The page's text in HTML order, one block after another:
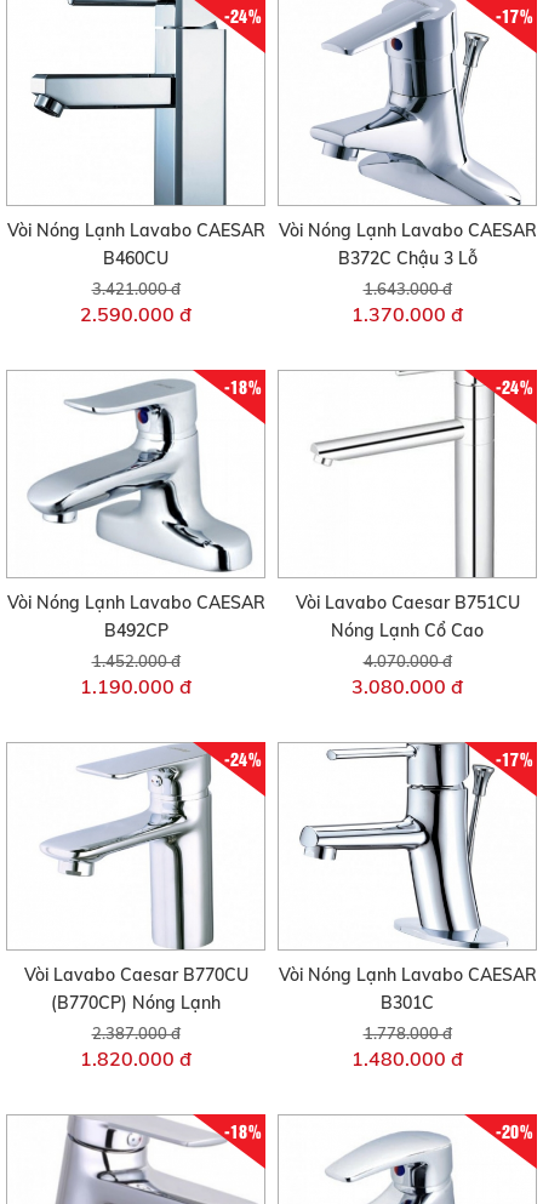
-24%
Vòi Nóng Lạnh Lavabo CAESAR
B460CU
3.421.000 đ
2.590.000 đ
-17%
Vòi Nóng Lạnh Lavabo CAESAR
B372C Chậu 3 Lỗ
1.643.000 đ
1.370.000 đ
-18%
Vòi Nóng Lạnh Lavabo CAESAR
B492CP
1.452.000 đ
1.190.000 đ
-24%
Vòi Lavabo Caesar B751CU
Nóng Lạnh Cổ Cao
4.070.000 đ
3.080.000 đ
-24%
Vòi Lavabo Caesar B770CU
(B770CP) Nóng Lạnh
2.387.000 đ
1.820.000 đ
-17%
Vòi Nóng Lạnh Lavabo CAESAR
B301C
1.778.000 đ
1.480.000 đ
-18% -20%